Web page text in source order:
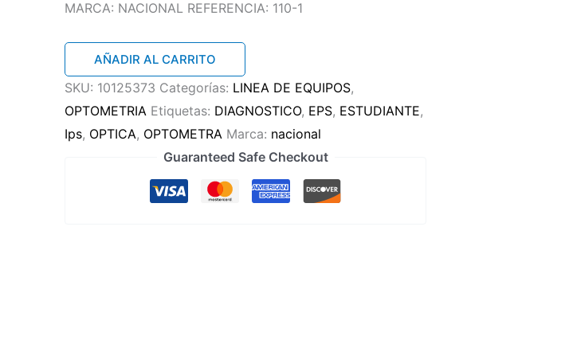
MARCA: NACIONAL REFERENCIA: 110-1
consultorio
cantidad
AÑADIR AL CARRITO
SKU: 10125373 Categorías: LINEA DE EQUIPOS,
OPTOMETRIA Etiquetas: DIAGNOSTICO, EPS, ESTUDIANTE,
Ips, OPTICA, OPTOMETRA Marca: nacional
Guaranteed Safe Checkout